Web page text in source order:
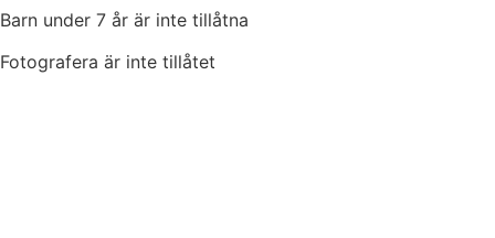
Barn under 7 år är inte tillåtna
Fotografera är inte tillåtet